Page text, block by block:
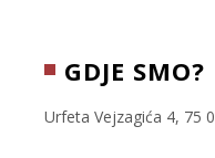
c
e
i
t
t
GDJE SMO?
Urfeta Vejzagića 4, 75